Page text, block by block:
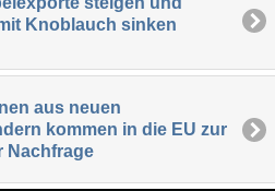
Knoblauch sinken
aus neuen
kommen in die EU zur
Nachfrage